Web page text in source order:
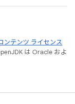
ンテンツ ライセンス
は Oracle およ